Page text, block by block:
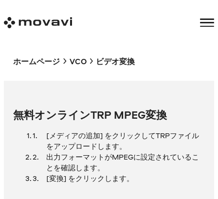
ホームページ VCO ビデオ変換
無料オンラインTRP MPEG変換
[メディアの追加] をクリックしてTRPファイル
をアップロードします。
出力フォーマットがMPEGに設定されているこ
とを確認します。
[変換] をクリックします。